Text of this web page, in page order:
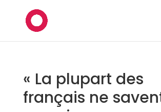
« La plupart des
français ne